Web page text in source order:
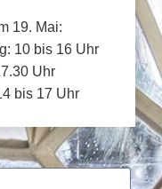
19. Mai:
10 bis 16 Uhr
Uhr
bis 17 Uhr